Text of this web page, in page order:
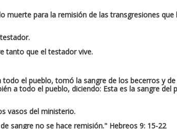
muerte para la remisión de las transgresiones
tanto que el testador vive.
el pueblo, tomó la sangre de los becerros y
a todo el pueblo, diciendo: Esta es la sangre del
vasos del ministerio.
sangre no se hace remisión." Hebreos 9: 15-22